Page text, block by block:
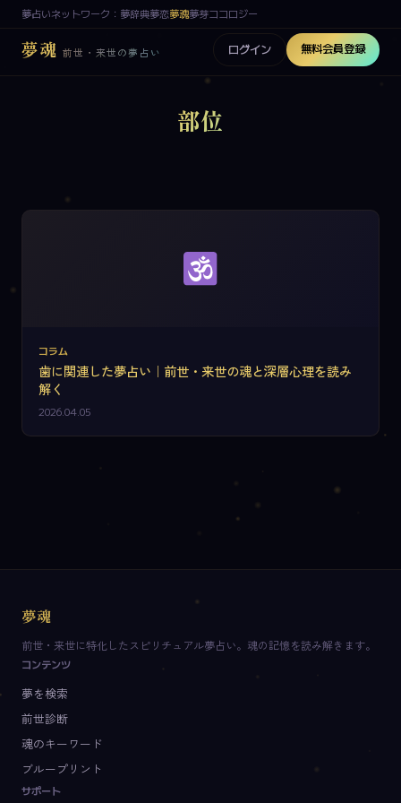
夢占いネットワーク： 夢辞典夢恋夢魂夢芽ココロジー
夢魂 前世・来世の夢占い ログイン 無料会員登録
部位
コラム
歯に関連した夢占い｜前世・来世の魂と深層心理を読み
解く
2026.04.05
夢魂
前世・来世に特化したスピリチュアル夢占い。魂の記憶を読み解きます。
コンテンツ
夢を検索
前世診断
魂のキーワード
ブループリント
サポート